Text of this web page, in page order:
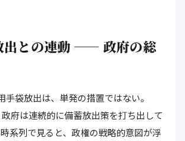
出との連動 ―― 政府の総
手袋放出は、単発の措置ではない。
府は連続的に備蓄放出策を打ち出して
系列で見ると、政権の戦略的意図が浮